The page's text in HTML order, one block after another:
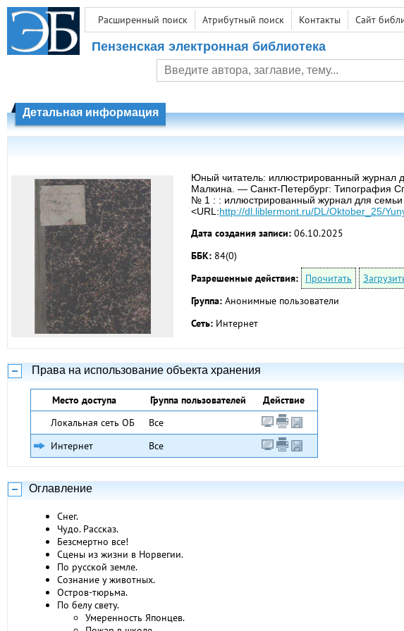
Расширенный поиск Атрибутный поиск Контакты Сайт
Пензенская электронная библиотека
Детальная информация
Юный читатель: иллюстрированный журнал
Малкина. — Санкт-Петербург: Типография
№ 1 : : иллюстрированный журнал для
<URL:http://dl.liblermont.ru/DL/Oktober_25/
Дата создания записи: 06.10.2025
ББК: 84(0)
Разрешенные действия:
Прочитать
Группа: Анонимные пользователи
Сеть: Интернет
Права на использование объекта хранения
Место доступа Группа пользователей
Действие
Локальная сеть ОБ
Все
Интернет
Все
Оглавление
Снег.
Чудо. Рассказ.
Безсмертно все!
Сцены из жизни в Норвегии.
По русской земле.
Сознание у животных.
Остров-тюрьма.
По белу свету.
Умеренность Японцев.